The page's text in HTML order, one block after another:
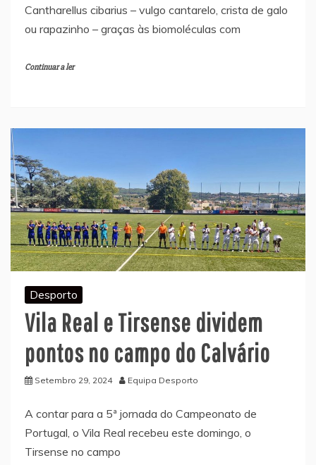
Cantharellus cibarius – vulgo cantarelo, crista de galo
ou rapazinho – graças às biomoléculas com
Continuar a ler
Desporto
Vila Real e Tirsense dividem
pontos no campo do Calvário
Setembro 29, 2024 Equipa Desporto
A contar para a 5ª jornada do Campeonato de
Portugal, o Vila Real recebeu este domingo, o
Tirsense no campo